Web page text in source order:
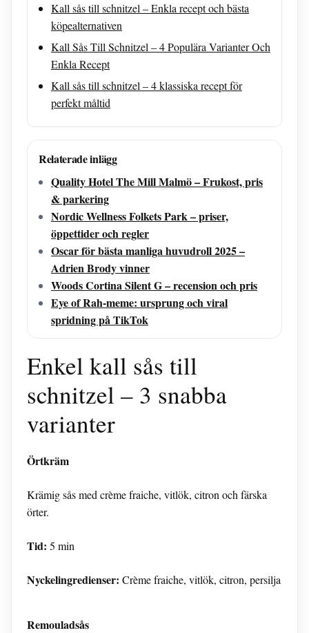
Kall sås till schnitzel – Enkla recept och bästa
köpealternativen
Kall Sås Till Schnitzel – 4 Populära Varianter Och
Enkla Recept
Kall sås till schnitzel – 4 klassiska recept för
perfekt måltid
Relaterade inlägg
Quality Hotel The Mill Malmö – Frukost, pris
& parkering
Nordic Wellness Folkets Park – priser,
öppettider och regler
Oscar för bästa manliga huvudroll 2025 –
Adrien Brody vinner
Woods Cortina Silent G – recension och pris
Eye of Rah-meme: ursprung och viral
spridning på TikTok
Enkel kall sås till
schnitzel – 3 snabba
varianter
Örtkräm
Krämig sås med crème fraiche, vitlök, citron och färska
örter.
Tid: 5 min
Nyckelingredienser: Crème fraiche, vitlök, citron, persilja
Remouladsås